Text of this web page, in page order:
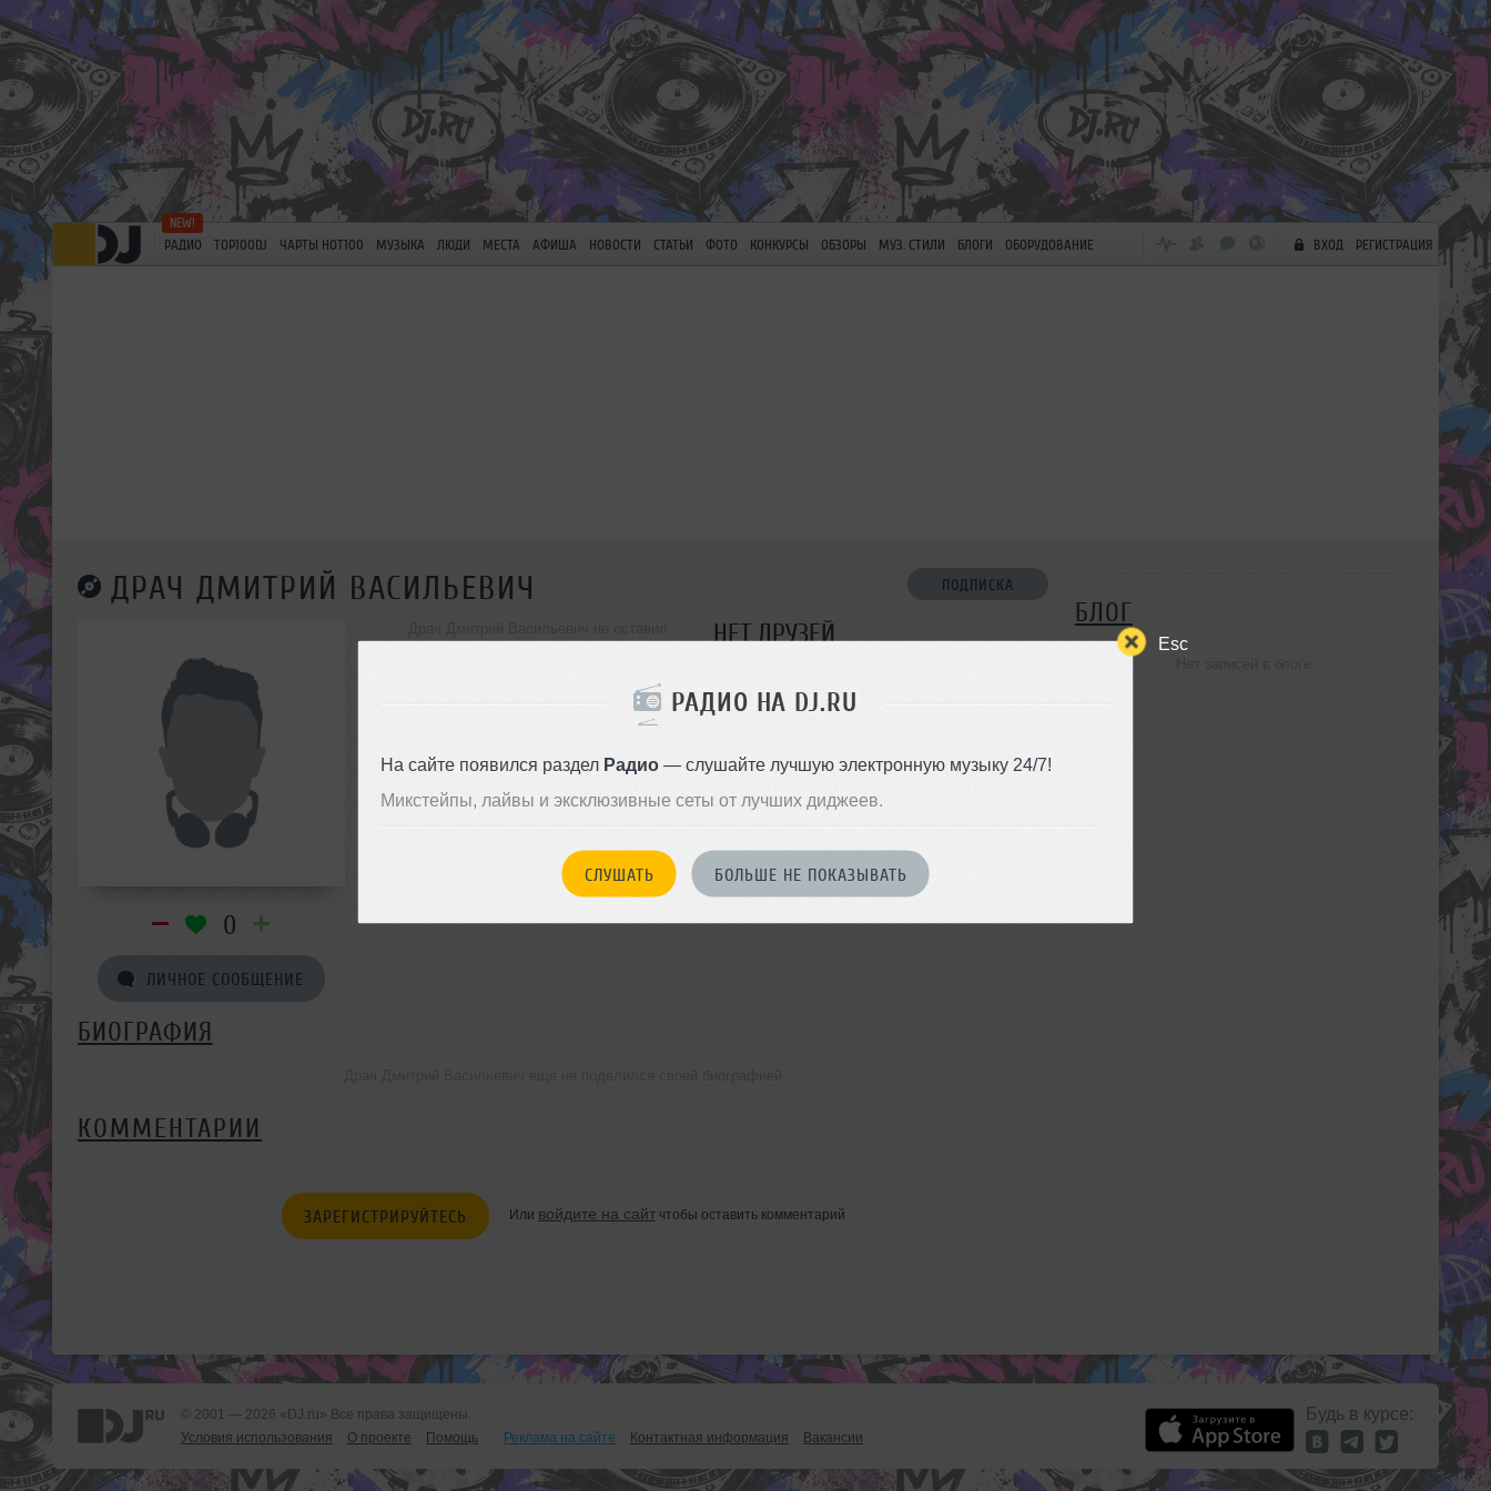
Esc
РАДИО НА DJ.RU
На сайте появился раздел Радио— слушайте лучшую электронную музыку 24/7!
Микстейпы, лайвы и эксклюзивные сеты от лучших диджеев.
СЛУШАТЬ БОЛЬШЕ НЕ ПОКАЗЫВАТЬ
РАДИО TOP100DJ ЧАРТЫ HOT100 МУЗЫКА ЛЮДИ МЕСТА АФИША НОВОСТИ СТАТЬИ ФОТО КОНКУРСЫ ОБЗОРЫ МУЗ. СТИЛИ БЛОГИ ОБОРУДОВАНИЕ ВХОД РЕГИСТРАЦИЯ
ДРАЧ ДМИТРИЙ ВАСИЛЬЕВИЧ ПОДПИСКА
0
ЛИЧНОЕ СООБЩЕНИЕ
НЕТ ДРУЗЕЙ
БИОГРАФИЯ
КОММЕНТАРИИ
ЗАРЕГИСТРИРУЙТЕСЬ Или войдите на сайтчтобы оставить комментарий
БЛОГ
© 2001 — 2026 «DJ.ru» Все права защищены.
Условия использования
О проекте Помощь Реклама на сайте Контактная информация Вакансии
Будь в курсе: